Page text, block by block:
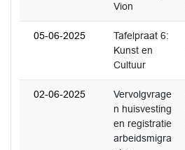
Vion
05-06-2025
Tafelpraat 6:
Kunst en
Cultuur
02-06-2025
Vervolgvrage
n huisvesting
en registratie
arbeidsmigra